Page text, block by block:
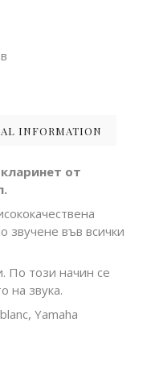
INFORMATION
от
звучене във всички
По този начин се
на звука.
Yamaha